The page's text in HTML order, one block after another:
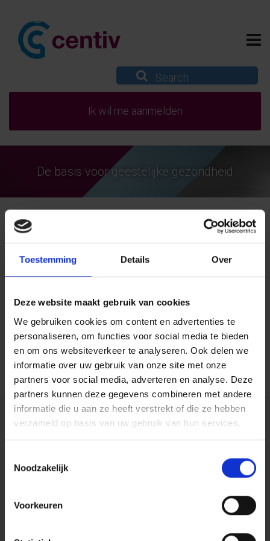
Toestemming Details Over
Deze website maakt gebruik van cookies
We gebruiken cookies om content en advertenties te
personaliseren, om functies voor social media te bieden
en om ons websiteverkeer te analyseren. Ook delen we
informatie over uw gebruik van onze site met onze
partners voor social media, adverteren en analyse. Deze
partners kunnen deze gegevens combineren met andere
informatie die u aan ze heeft verstrekt of die ze hebben
verzameld op basis van uw gebruik van hun services.
Noodzakelijk
Voorkeuren
Ik wil me aanmelden
De basis voor geestelijke gezondheid
is gewaardeerd op